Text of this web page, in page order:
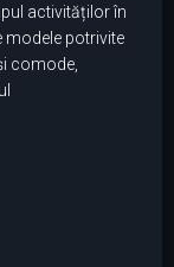
activităților în
modele potrivite
comode,